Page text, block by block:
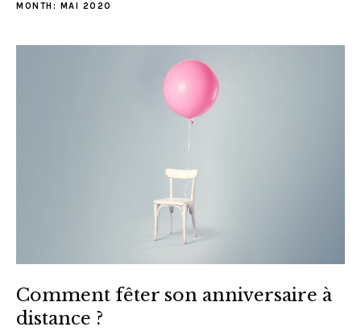
MONTH: MAI 2020
Comment fêter son anniversaire à
distance ?